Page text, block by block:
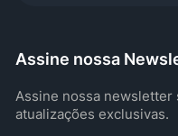
Assine nossa
Assine nossa newsletter
atualizações exclusivas.